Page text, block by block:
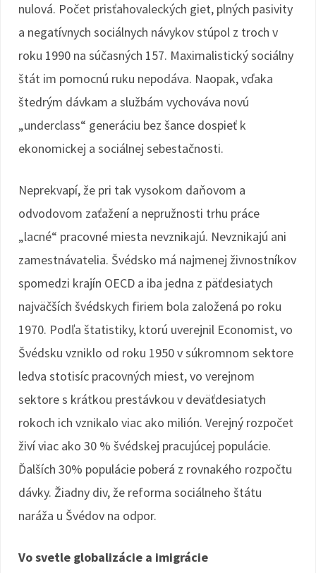
nulová. Počet prisťahovaleckých giet, plných pasivity
a negatívnych sociálnych návykov stúpol z troch v
roku 1990 na súčasných 157. Maximalistický sociálny
štát im pomocnú ruku nepodáva. Naopak, vďaka
štedrým dávkam a službám vychováva novú
„underclass“ generáciu bez šance dospieť k
ekonomickej a sociálnej sebestačnosti.
Neprekvapí, že pri tak vysokom daňovom a
odvodovom zaťažení a nepružnosti trhu práce
„lacné“ pracovné miesta nevznikajú. Nevznikajú ani
zamestnávatelia. Švédsko má najmenej živnostníkov
spomedzi krajín OECD a iba jedna z päťdesiatych
najväčších švédskych firiem bola založená po roku
1970. Podľa štatistiky, ktorú uverejnil Economist, vo
Švédsku vzniklo od roku 1950 v súkromnom sektore
ledva stotisíc pracovných miest, vo verejnom
sektore s krátkou prestávkou v deväťdesiatych
rokoch ich vznikalo viac ako milión. Verejný rozpočet
živí viac ako 30 % švédskej pracujúcej populácie.
Ďalších 30% populácie poberá z rovnakého rozpočtu
dávky. Žiadny div, že reforma sociálneho štátu
naráža u Švédov na odpor.
Vo svetle globalizácie a imigrácie